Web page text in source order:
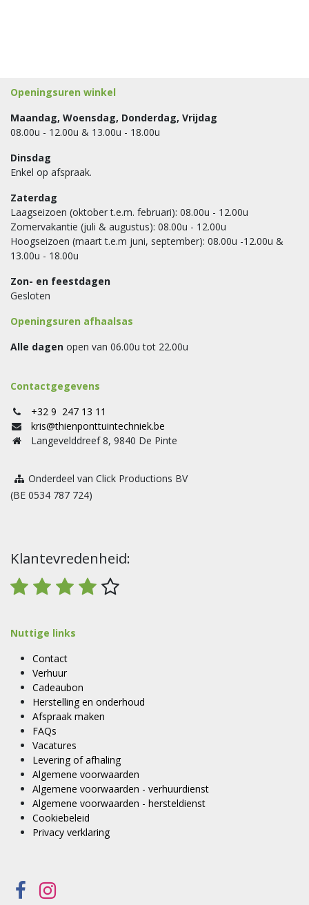
Openingsuren winkel
Maandag, Woensdag, Donderdag, Vrijdag
08.00u - 12.00u & 13.00u - 18.00u
Dinsdag
Enkel op afspraak.
Zaterdag
Laagseizoen (oktober t.e.m. februari): 08.00u - 12.00u
Zomervakantie (juli & augustus): 08.00u - 12.00u
Hoogseizoen (maart t.e.m juni, september): 08.00u -12.00u &
13.00u - 18.00u
Zon- en feestdagen
Gesloten
Openingsuren afhaalsas
Alle dagen open van 06.00u tot 22.00u
Contactgegevens
+32 9 247 13 11
kris@thienponttuintechniek.be
Langevelddreef 8, 9840 De Pinte
Onderdeel van Click Productions BV
(BE 0534 787 724)
Klantevredenheid:
Nuttige links
Contact
Verhuur
Cadeaubon
Herstelling en onderhoud
Afspraak maken
FAQs
Vacatures
Levering of afhaling
Algemene voorwaarden
Algemene voorwaarden - verhuurdienst
Algemene voorwaarden - hersteldienst
Cookiebeleid
Privacy verklaring